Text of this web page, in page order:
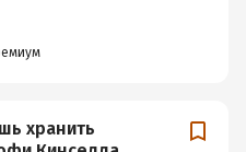
хранить